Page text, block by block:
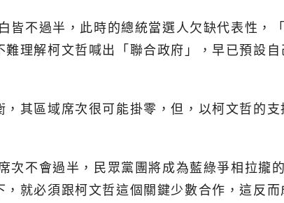
不過半，此時的總統當選人欠缺代表性，
理解柯文哲喊出「聯合政府」，早已預設
其區域席次很可能掛零，但，以柯文哲的
不會過半，民眾黨團將成為藍綠爭相拉攏
就必須跟柯文哲這個關鍵少數合作，這反而